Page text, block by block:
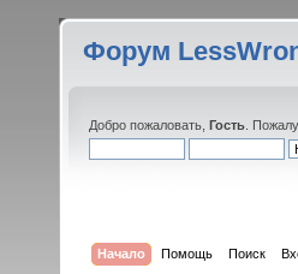
Форум
Добро пожаловать, Гость .
Начало Помощь Поиск